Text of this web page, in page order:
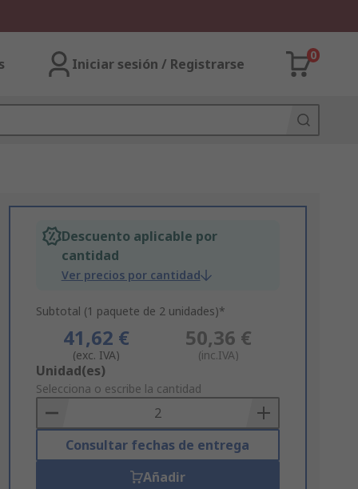
Iniciar sesión / Registrarse
0
Descuento aplicable por
cantidad
Ver precios por cantidad
Subtotal (1 paquete de 2 unidades)*
41,62 €
(exc. IVA)
50,36 €
(inc.IVA)
Add
to
Basket
Unidad(es)
Selecciona o escribe la cantidad
Consultar fechas de entrega
Añadir